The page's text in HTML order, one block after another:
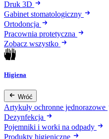
Druk 3D
Gabinet stomatologiczny
Ortodoncja
Pracownia protetyczna
Zobacz wszystko
Higiena
Wróć
Artykuły ochronne jednorazowe
Dezynfekcja
Pojemniki i worki na odpady
Produkty higieniczne